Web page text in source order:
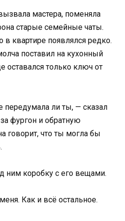
мастера, поменяла
старые семейные чаты.
в квартире появлялся редко.
поставил на кухонный
оставался только ключ от
ли ты, — сказал
фургон и обратную
говорит, что ты могла бы
ним коробку с его вещами.
Как и всё остальное.